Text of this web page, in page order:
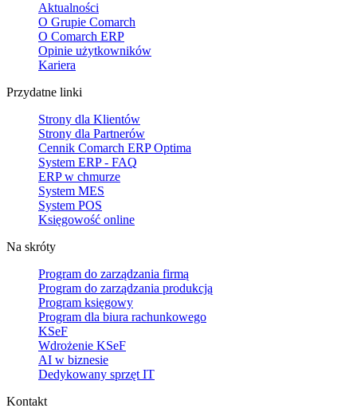
Aktualności
O Grupie Comarch
O Comarch ERP
Opinie użytkowników
Kariera
Przydatne linki
Strony dla Klientów
Strony dla Partnerów
Cennik Comarch ERP Optima
System ERP - FAQ
ERP w chmurze
System MES
System POS
Księgowość online
Na skróty
Program do zarządzania firmą
Program do zarządzania produkcją
Program księgowy
Program dla biura rachunkowego
KSeF
Wdrożenie KSeF
AI w biznesie
Dedykowany sprzęt IT
Kontakt